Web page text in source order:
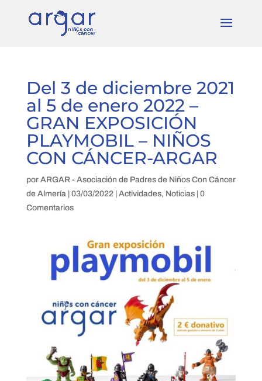
Del 3 de diciembre 2021
al 5 de enero 2022 –
GRAN EXPOSICIÓN
PLAYMOBIL – NIÑOS
CON CÁNCER-ARGAR
por ARGAR - Asociación de Padres de Niños Con Cáncer
de Almería| 03/03/2022| Actividades, Noticias| 0
Comentarios